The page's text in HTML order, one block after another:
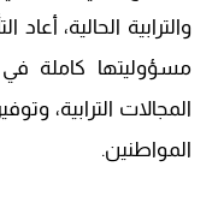
والترابية الحالية،
مسؤوليتها كاملة
المجالات الترابية،
المواطنين.